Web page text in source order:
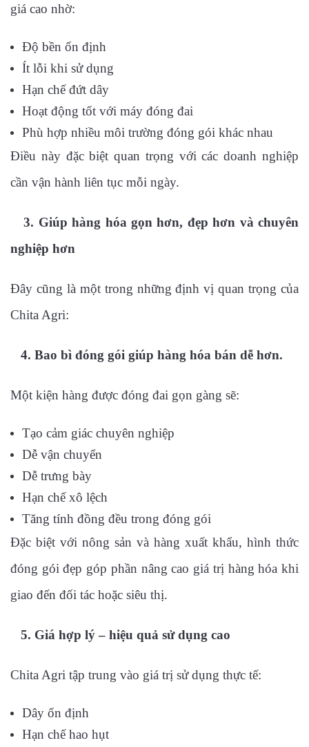
giá cao nhờ:
Độ bền ổn định
Ít lỗi khi sử dụng
Hạn chế đứt dây
Hoạt động tốt với máy đóng đai
Phù hợp nhiều môi trường đóng gói khác nhau
Điều này đặc biệt quan trọng với các doanh nghiệp
cần vận hành liên tục mỗi ngày.
3. Giúp hàng hóa gọn hơn, đẹp hơn và chuyên
nghiệp hơn
Đây cũng là một trong những định vị quan trọng của
Chita Agri:
4. Bao bì đóng gói giúp hàng hóa bán dễ hơn.
Một kiện hàng được đóng đai gọn gàng sẽ:
Tạo cảm giác chuyên nghiệp
Dễ vận chuyển
Dễ trưng bày
Hạn chế xô lệch
Tăng tính đồng đều trong đóng gói
Đặc biệt với nông sản và hàng xuất khẩu, hình thức
đóng gói đẹp góp phần nâng cao giá trị hàng hóa khi
giao đến đối tác hoặc siêu thị.
5. Giá hợp lý – hiệu quả sử dụng cao
Chita Agri tập trung vào giá trị sử dụng thực tế:
Dây ổn định
Hạn chế hao hụt